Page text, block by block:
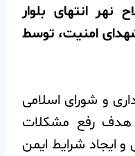
نهر انتهای بلوار
امنیت، توسط
و شورای اسلامی
هدف رفع مشکلات
ایجاد شرایط ایمن